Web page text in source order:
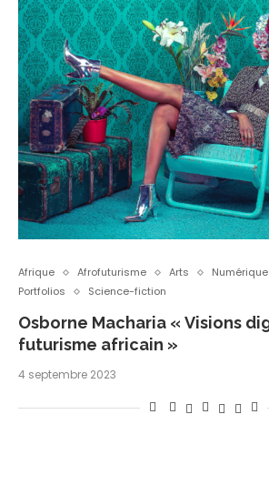
Afrique Afrofuturisme Arts Numérique
Portfolios
Science-fiction
Osborne Macharia « Visions
futurisme africain »
4 septembre 2023